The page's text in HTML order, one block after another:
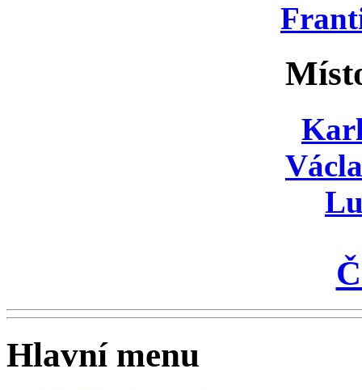
Hlavní menu